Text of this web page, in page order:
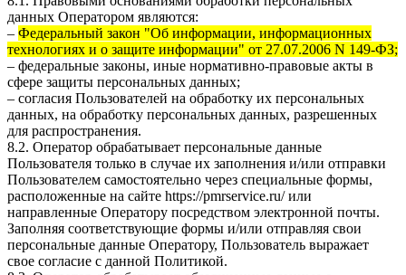
данных Оператором являются:
– Федеральный закон "Об информации, информационных
технологиях и о защите информации" от 27.07.2006 N 149-ФЗ;
– федеральные законы, иные нормативно-правовые акты в
сфере защиты персональных данных;
– согласия Пользователей на обработку их персональных
данных, на обработку персональных данных, разрешенных
для распространения.
8.2. Оператор обрабатывает персональные данные
Пользователя только в случае их заполнения и/или отправки
Пользователем самостоятельно через специальные формы,
расположенные на сайте https://pmrservice.ru/или
направленные Оператору посредством электронной почты.
Заполняя соответствующие формы и/или отправляя свои
персональные данные Оператору, Пользователь выражает
свое согласие с данной Политикой.